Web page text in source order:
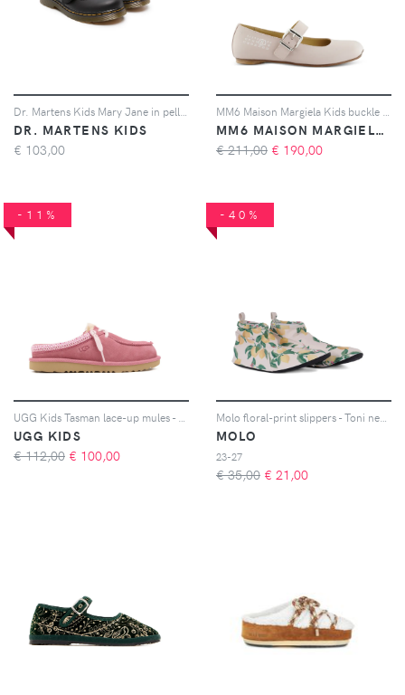
DR. MARTENS KIDS
€ 103,00
MM6 MAISON MARGIELA KIDS
€ 211,00 € 190,00
-11%
UGG KIDS
€ 112,00 € 100,00
-40%
MOLO
23-27
€ 35,00 € 21,00